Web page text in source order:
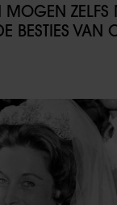
ZELFS
BESTIES VAN